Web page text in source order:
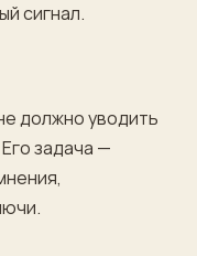
сигнал.
должно уводить
задача —